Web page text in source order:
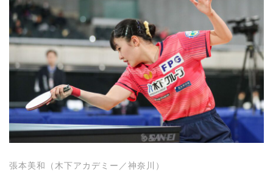
張本美和（木下アカデミー／神奈川）